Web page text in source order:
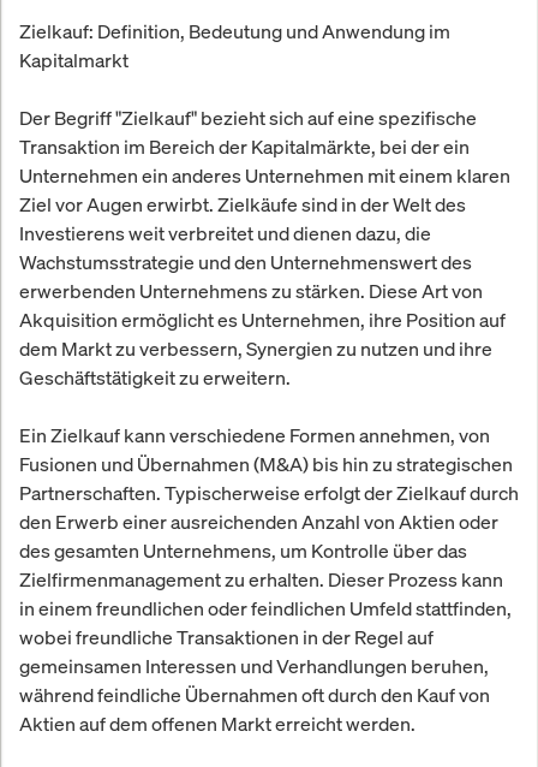
Zielkauf: Definition, Bedeutung und Anwendung im
Kapitalmarkt
Der Begriff "Zielkauf" bezieht sich auf eine spezifische
Transaktion im Bereich der Kapitalmärkte, bei der ein
Unternehmen ein anderes Unternehmen mit einem klaren
Ziel vor Augen erwirbt. Zielkäufe sind in der Welt des
Investierens weit verbreitet und dienen dazu, die
Wachstumsstrategie und den Unternehmenswert des
erwerbenden Unternehmens zu stärken. Diese Art von
Akquisition ermöglicht es Unternehmen, ihre Position auf
dem Markt zu verbessern, Synergien zu nutzen und ihre
Geschäftstätigkeit zu erweitern.
Ein Zielkauf kann verschiedene Formen annehmen, von
Fusionen und Übernahmen (M&A) bis hin zu strategischen
Partnerschaften. Typischerweise erfolgt der Zielkauf durch
den Erwerb einer ausreichenden Anzahl von Aktien oder
des gesamten Unternehmens, um Kontrolle über das
Zielfirmenmanagement zu erhalten. Dieser Prozess kann
in einem freundlichen oder feindlichen Umfeld stattfinden,
wobei freundliche Transaktionen in der Regel auf
gemeinsamen Interessen und Verhandlungen beruhen,
während feindliche Übernahmen oft durch den Kauf von
Aktien auf dem offenen Markt erreicht werden.